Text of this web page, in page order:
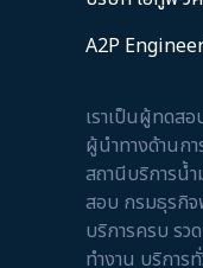
A2P
เราเป็นผู้ทดส
ผู้นำทางด้านก
สถานีบริการน้
สอบ กรมธุรกิจ
บริการครบ รว
ทำงาน บริการ